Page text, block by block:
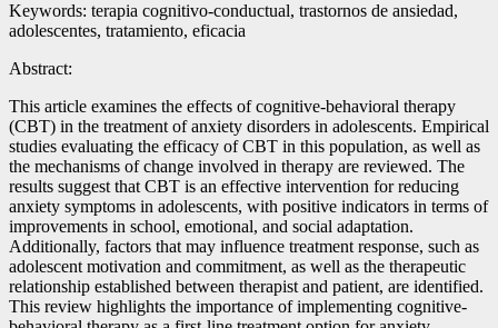
Keywords: terapia cognitivo-conductual, trastornos de ansiedad,
adolescentes, tratamiento, eficacia
Abstract:
This article examines the effects of cognitive-behavioral therapy
(CBT) in the treatment of anxiety disorders in adolescents. Empirical
studies evaluating the efficacy of CBT in this population, as well as
the mechanisms of change involved in therapy are reviewed. The
results suggest that CBT is an effective intervention for reducing
anxiety symptoms in adolescents, with positive indicators in terms of
improvements in school, emotional, and social adaptation.
Additionally, factors that may influence treatment response, such as
adolescent motivation and commitment, as well as the therapeutic
relationship established between therapist and patient, are identified.
This review highlights the importance of implementing cognitive-